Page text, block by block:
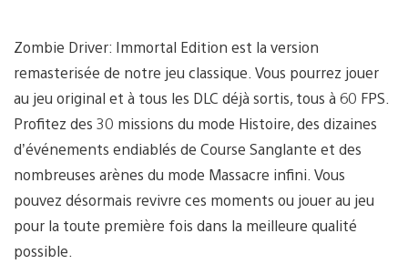
Zombie Driver: Immortal Edition est la version
remasterisée de notre jeu classique. Vous pourrez jouer
au jeu original et à tous les DLC déjà sortis, tous à 60 FPS.
Profitez des 30 missions du mode Histoire, des dizaines
d’événements endiablés de Course Sanglante et des
nombreuses arènes du mode Massacre infini. Vous
pouvez désormais revivre ces moments ou jouer au jeu
pour la toute première fois dans la meilleure qualité
possible.